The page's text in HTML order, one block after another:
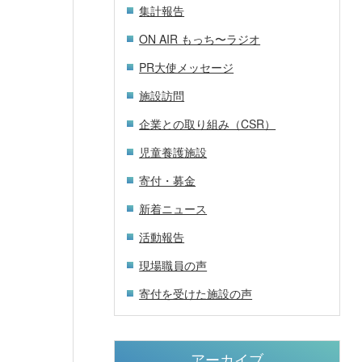
集計報告
ON AIR もっち〜ラジオ
PR大使メッセージ
施設訪問
企業との取り組み（CSR）
児童養護施設
寄付・募金
新着ニュース
活動報告
現場職員の声
寄付を受けた施設の声